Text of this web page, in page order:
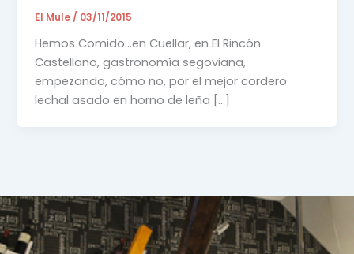
El Mule/ 03/11/2015
Hemos Comido…en Cuellar, en El Rincón
Castellano, gastronomía segoviana,
empezando, cómo no, por el mejor cordero
lechal asado en horno de leña […]